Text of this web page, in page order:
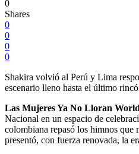
0
Shares
0
0
0
0
Shakira volvió al Perú y Lima
escenario lleno hasta el último
Las Mujeres Ya No Lloran
Nacional en un espacio de
colombiana repasó los himnos que
presentó, con fuerza renovada, la